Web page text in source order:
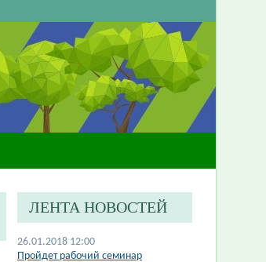
ЛЕНТА НОВОСТЕЙ
26.01.2018 12:00
Пройдет рабочий семинар